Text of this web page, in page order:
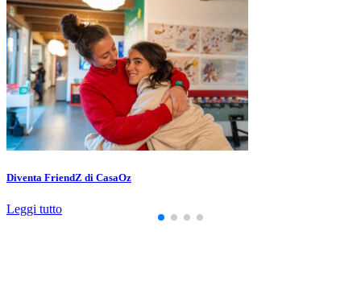
Diventa FriendZ di CasaOz
Leggi tutto